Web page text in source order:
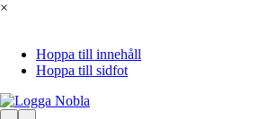
×
Hoppa till innehåll
Hoppa till sidfot